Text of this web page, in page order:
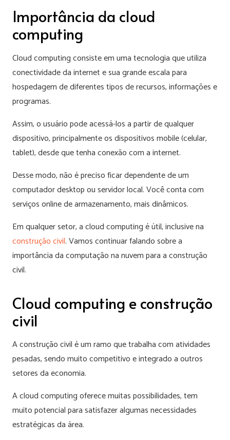
Importância da cloud
computing
Cloud computing consiste em uma tecnologia que utiliza
conectividade da internet e sua grande escala para
hospedagem de diferentes tipos de recursos, informações e
programas.
Assim, o usuário pode acessá-los a partir de qualquer
dispositivo, principalmente os dispositivos mobile (celular,
tablet), desde que tenha conexão com a internet.
Desse modo, não é preciso ficar dependente de um
computador desktop ou servidor local. Você conta com
serviços online de armazenamento, mais dinâmicos.
Em qualquer setor, a cloud computing é útil, inclusive na
construção civil. Vamos continuar falando sobre a
importância da computação na nuvem para a construção
civil.
Cloud computing e construção
civil
A construção civil é um ramo que trabalha com atividades
pesadas, sendo muito competitivo e integrado a outros
setores da economia.
A cloud computing oferece muitas possibilidades, tem
muito potencial para satisfazer algumas necessidades
estratégicas da área.